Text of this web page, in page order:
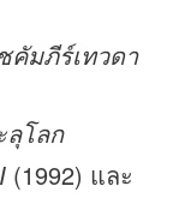
คัมภีร์เทวดา
โลก
(1992) และ